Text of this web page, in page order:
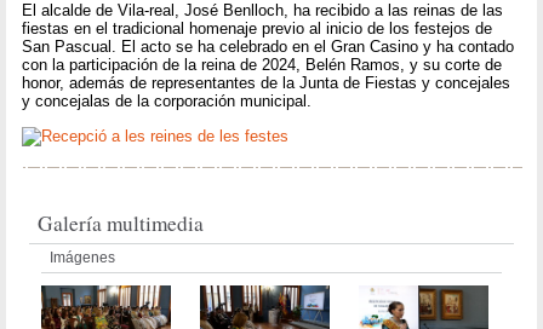
El alcalde de Vila-real, José Benlloch, ha recibido a las reinas de las
fiestas en el tradicional homenaje previo al inicio de los festejos de
San Pascual. El acto se ha celebrado en el Gran Casino y ha contado
con la participación de la reina de 2024, Belén Ramos, y su corte de
honor, además de representantes de la Junta de Fiestas y concejales
y concejalas de la corporación municipal.
Galería multimedia
Imágenes